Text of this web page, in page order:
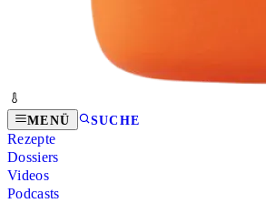
MENÜ SUCHE
Rezepte
Dossiers
Videos
Podcasts